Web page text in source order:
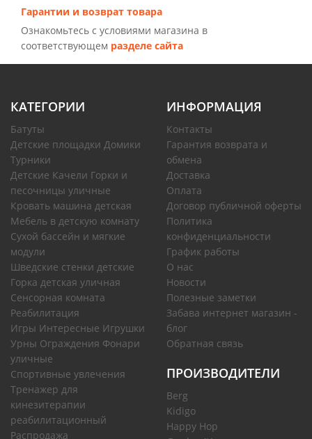
Гарантии и возврат товара
Ознакомьтесь с условиями магазина в
соответствующем разделе сайта
КАТЕГОРИИ
Батуты
Детские площадки Домики
Турники
Детские Качели Горки и
песочницы уличные
Кровать машина детская
Мебель в детскую комнату
Сухой бассейн и мягкие
модули
Шведские стенки детские
Горка детская уличная
Сенсорная комната
Реабилитация
Игры Интересные Игрушки
Урны Ограждения Фонари
уличные
Спортивные увлечения
Тренажер для
кинезитерапии
реабилитационный
Распродажа
ИНФОРМАЦИЯ
Контакты
Гарантия возврата и
обмена
Доставка
Оплата
Договор публичной оферты
Политика
конфиденциальности
График работы
О нас
Новости
Полезные заметки
Забава интернет магазин -
блог
Обратная связь
ПРОИЗВОДИТЕЛИ
Berg
Kidigo
Happy Hop